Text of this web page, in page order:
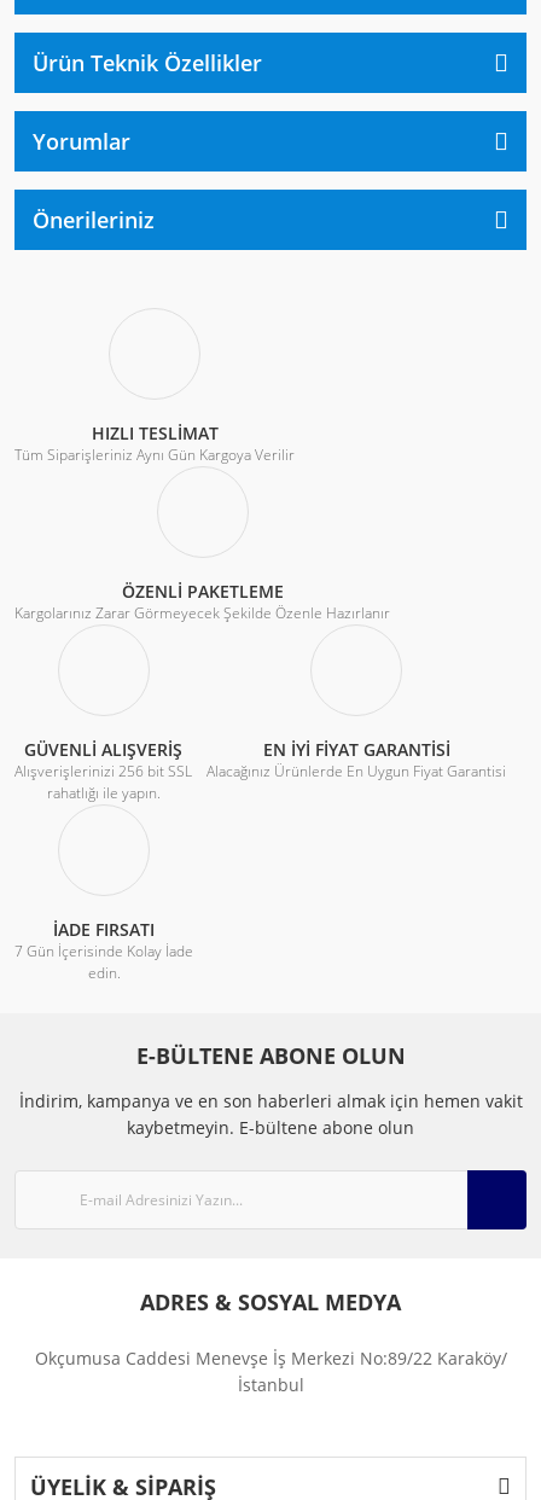
Ürün Teknik Özellikler
Yorumlar
Önerileriniz
HIZLI TESLİMAT
Tüm Siparişleriniz Aynı Gün Kargoya Verilir
ÖZENLİ PAKETLEME
Kargolarınız Zarar Görmeyecek Şekilde Özenle Hazırlanır
GÜVENLİ ALIŞVERİŞ
Alışverişlerinizi 256 bit SSL
rahatlığı ile yapın.
EN İYİ FİYAT GARANTİSİ
Alacağınız Ürünlerde En Uygun Fiyat Garantisi
İADE FIRSATI
7 Gün İçerisinde Kolay İade
edin.
E-BÜLTENE ABONE OLUN
İndirim, kampanya ve en son haberleri almak için hemen vakit
kaybetmeyin. E-bültene abone olun
ADRES & SOSYAL MEDYA
Okçumusa Caddesi Menevşe İş Merkezi No:89/22 Karaköy/
İstanbul
ÜYELİK & SİPARİŞ